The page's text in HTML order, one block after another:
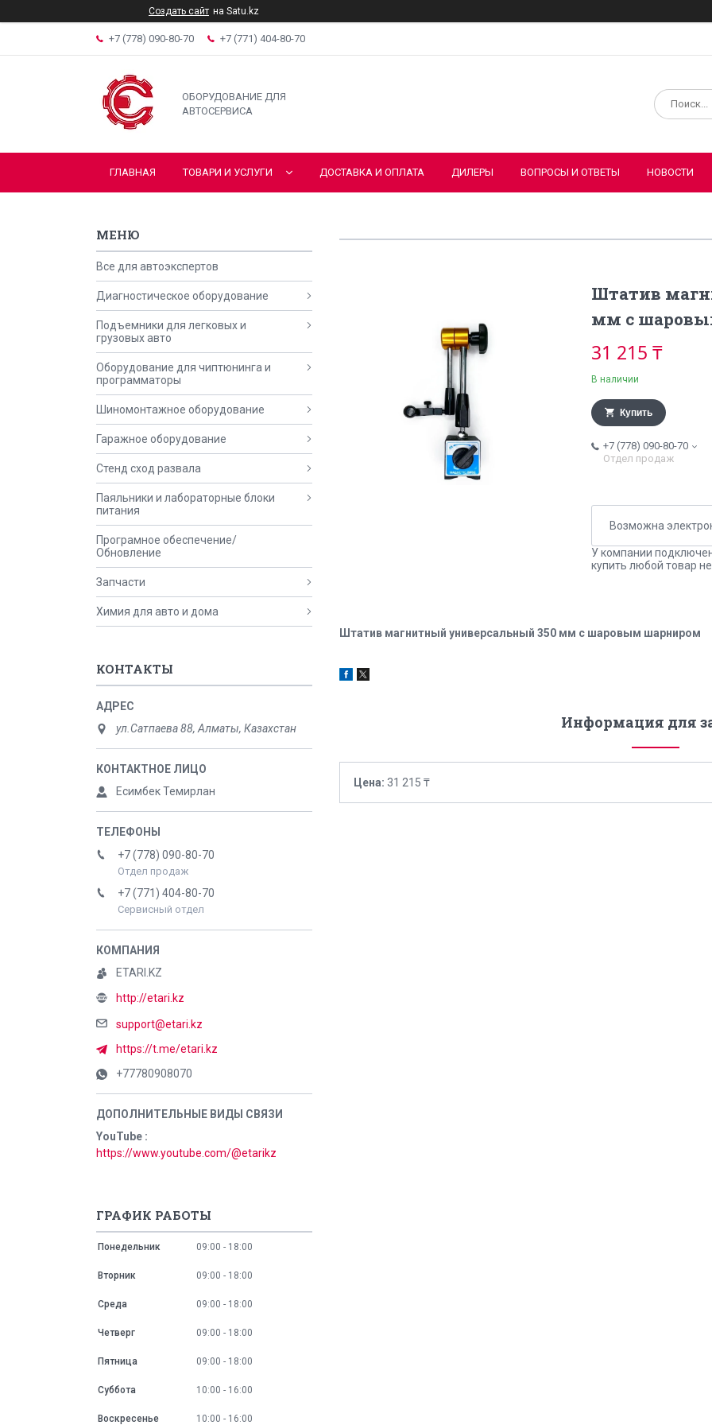
Создать сайт на Satu.kz
+7 (778) 090-80-70 +7 (771) 404-80-70
ОБОРУДОВАНИЕ ДЛЯ
АВТОСЕРВИСА
ГЛАВНАЯ ТОВАРИ И УСЛУГИ ДОСТАВКА И ОПЛАТА ДИЛЕРЫ ВОПРОСЫ И ОТВЕТЫ НОВОСТИ
Штатив
мм с
31 215 ₸
В наличии
Купить
+7 (778) 090-80-70
Отдел продаж
У компании
купить любой товар
Штатив магнитный универсальный 350 мм с шаровым шарниром
Информация для
Цена: 31 215 ₸
Все для автоэкспертов
Диагностическое оборудование
Подъемники для легковых и
грузовых авто
Оборудование для чиптюнинга и
программаторы
Шиномонтажное оборудование
Гаражное оборудование
Стенд сход развала
Паяльники и лабораторные блоки
питания
Програмное обеспечение/
Обновление
Запчасти
Химия для авто и дома
КОНТАКТЫ
ул.Сатпаева 88, Алматы, Казахстан
Есимбек Темирлан
+7 (778) 090-80-70
Отдел продаж
+7 (771) 404-80-70
Сервисный отдел
ETARI.KZ
http://etari.kz
support@etari.kz
https://t.me/etari.kz
+77780908070
YouTube
https://www.youtube.com/@etarikz
ГРАФИК РАБОТЫ
Понедельник 09:00 18:00
Вторник 09:00 18:00
Среда 09:00 18:00
Четверг 09:00 18:00
Пятница 09:00 18:00
Суббота 10:00 16:00
Воскресенье 10:00 16:00